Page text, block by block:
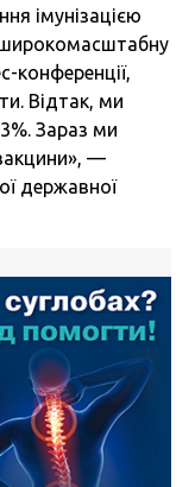
імунізацією
конференції,
Відтак, ми
Зараз ми
—
державної